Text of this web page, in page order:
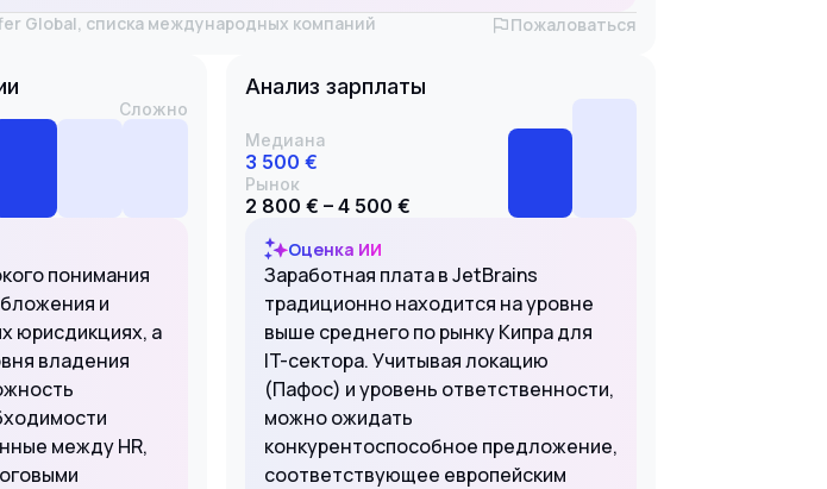
Global, списка международных компаний Пожаловаться
Сложно
понимания
и
юрисдикциях, а
владения
между HR,
Анализ зарплаты
Медиана
3 500 €
Рынок
2 800 € – 4 500 €
Оценка ИИ
Заработная плата в JetBrains
традиционно находится на уровне
выше среднего по рынку Кипра для
IT-сектора. Учитывая локацию
(Пафос) и уровень ответственности,
можно ожидать
конкурентоспособное предложение,
соответствующее европейским